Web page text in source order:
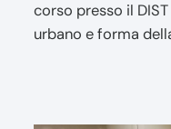
corso presso il
urbano e forma